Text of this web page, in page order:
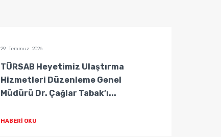
29 Temmuz 2026
TÜRSAB Heyetimiz Ulaştırma
Hizmetleri Düzenleme Genel
Müdürü Dr. Çağlar Tabak’ı...
HABERİ OKU